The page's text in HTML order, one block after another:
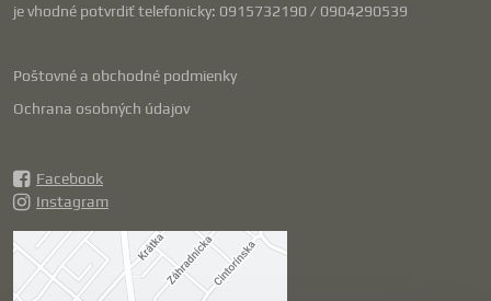
je vhodné potvrdiť telefonicky: 0915732190 / 0904290539
Poštovné a obchodné podmienky
Ochrana osobných údajov
Facebook
Instagram
Externý obsah je